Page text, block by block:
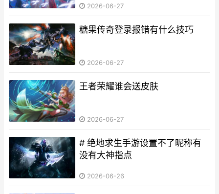
2026-06-27
糖果传奇登录报错有什么技巧
2026-06-27
王者荣耀谁会送皮肤
2026-06-27
# 绝地求生手游设置不了昵称有
没有大神指点
2026-06-26